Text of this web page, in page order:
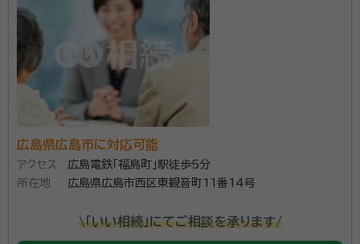
み、年間20件超の案件を受任。相続業務については広
島市西部では屈指の実績を誇っています。 また当事務
所では広島でも屈指の実力の司法書士、税理士と提携し
ており、行政書士が全ての窓口となるワンストップサー
ビスを提供しております。 当事務所では相続に関するご
相談は無料で承っておりますので、是非ご利用くださ
い。
資格等： 行政書士、申請取次行政書士
所属団体：広島県行政書士会
広島県広島市に対応可能
アクセス
広島電鉄「福島町」駅徒歩5分
所在地
広島県広島市西区東観音町11番14号
\「いい相続」にてご相談を承ります/